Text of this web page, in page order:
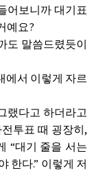
어보니까 대기표
예요?
도 말씀드렸듯이
에서 이렇게 자르
랬다고 하더라고
투표 때 굉장히,
“대기 줄을 서는
한다.” 이렇게 저